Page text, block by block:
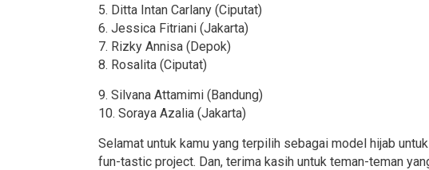
5. Ditta Intan Carlany (Ciputat)
6. Jessica Fitriani (Jakarta)
7. Rizky Annisa (Depok)
8. Rosalita (Ciputat)
9. Silvana Attamimi (Bandung)
10. Soraya Azalia (Jakarta)
Selamat untuk kamu yang terpilih sebagai model hijab
fun-tastic project. Dan, terima kasih untuk teman-teman